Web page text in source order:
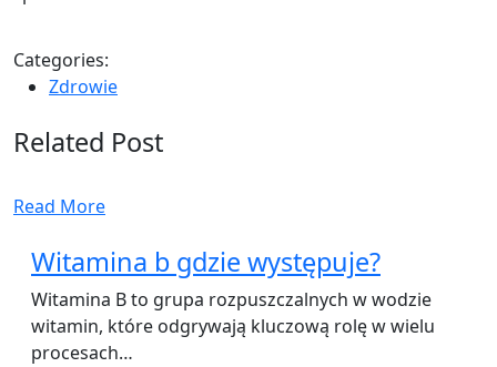
Categories:
Zdrowie
Related Post
Read More
Witamina b gdzie występuje?
Witamina B to grupa rozpuszczalnych w wodzie
witamin, które odgrywają kluczową rolę w wielu
procesach…